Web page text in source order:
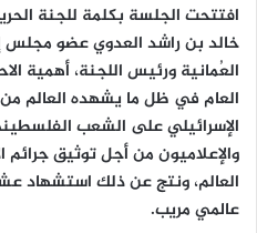
افتتحت الجلسة بكلمة للجنة
خالد بن راشد العدوي عضو مجلس
العُمانية ورئيس اللجنة، أهمية
العام في ظل ما يشهده العالم من
الإسرائيلي على الشعب
والإعلاميون من أجل توثيق
العالم، ونتج عن ذلك
عالمي مريب.